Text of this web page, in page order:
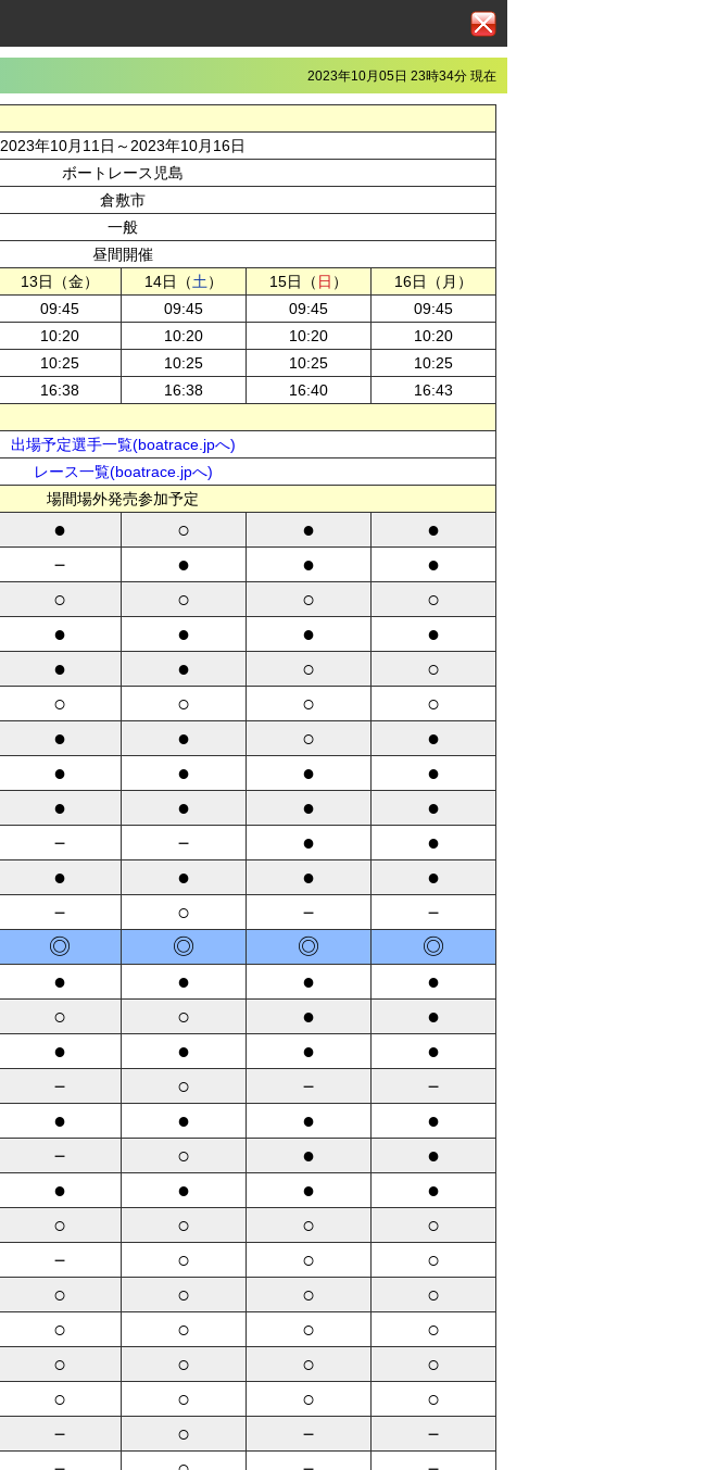
2023年10月05日 23時34分 現在
2023年10月11日～2023年10月16日
ボートレース児島
倉敷市
一般
昼間開催
13日（金） 14日（土） 15日（ 日 ）
16日（月）
09:45 09:45 09:45
09:45
10:20 10:20 10:20
10:20
10:25 10:25 10:25
10:25
16:38 16:38 16:40
16:43
出場予定選手一覧(boatrace.jpへ)
レース一覧(boatrace.jpへ)
場間場外発売参加予定
● ○ ● ●
－ ● ● ●
○ ○ ○ ○
● ● ● ●
● ● ○ ○
○ ○ ○ ○
● ● ○ ●
● ● ● ●
● ● ● ●
－ － ● ●
● ● ● ●
－ ○ － －
◎ ◎ ◎ ◎
● ● ● ●
○ ○ ● ●
● ● ● ●
－ ○ － －
● ● ● ●
－ ○ ● ●
● ● ● ●
○ ○ ○ ○
－ ○ ○ ○
○ ○ ○ ○
○ ○ ○ ○
○ ○ ○ ○
○ ○ ○ ○
－ ○ － －